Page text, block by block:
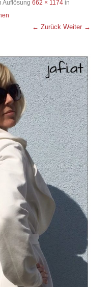
Auflösung 662 × 1174in
← Zurück Weiter →